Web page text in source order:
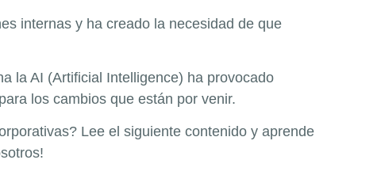
internas y ha creado la necesidad de que
la AI (Artificial Intelligence) ha provocado
los cambios que están por venir.
Lee el siguiente contenido y aprende